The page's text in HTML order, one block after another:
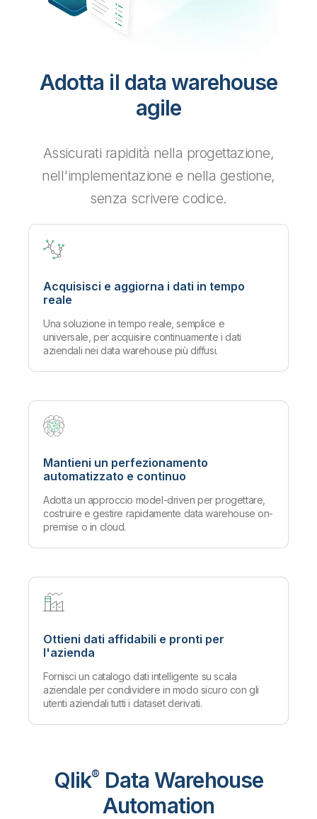
Adotta il data warehouse
agile
Assicurati rapidità nella progettazione,
nell'implementazione e nella gestione,
senza scrivere codice.
Acquisisci e aggiorna i dati in tempo
reale
Una soluzione in tempo reale, semplice e
universale, per acquisire continuamente i dati
aziendali nei data warehouse più diffusi.
Mantieni un perfezionamento
automatizzato e continuo
Adotta un approccio model-driven per progettare,
costruire e gestire rapidamente data warehouse on-
premise o in cloud.
Ottieni dati affidabili e pronti per
l'azienda
Fornisci un catalogo dati intelligente su scala
aziendale per condividere in modo sicuro con gli
utenti aziendali tutti i dataset derivati.
Qlik® Data Warehouse
Automation